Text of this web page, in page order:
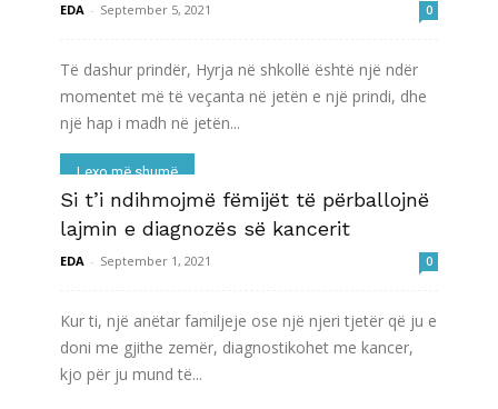
EDA - September 5, 2021 0
Të dashur prindër, Hyrja në shkollë është një ndër
momentet më të veçanta në jetën e një prindi, dhe
një hap i madh në jetën...
Lexo më shumë
Si t’i ndihmojmë fëmijët të përballojnë
lajmin e diagnozës së kancerit
EDA - September 1, 2021 0
Kur ti, një anëtar familjeje ose një njeri tjetër që ju e
doni me gjithe zemër, diagnostikohet me kancer,
kjo për ju mund të...